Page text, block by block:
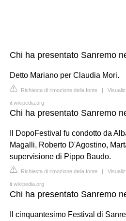
Chi ha presentato Sanremo
Detto Mariano per Claudia Mori.
Richiesta di rimozione della fonte |
it.wikipedia.org
Chi ha presentato Sanremo
Il DopoFestival fu condotto da
Magalli, Roberto D'Agostino,
supervisione di Pippo Baudo.
Richiesta di rimozione della fonte |
it.wikipedia.org
Chi ha presentato Sanremo
Il cinquantesimo Festival di